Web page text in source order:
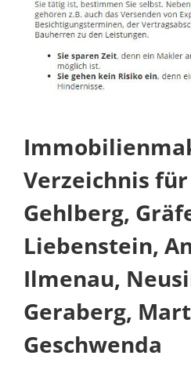
Verzeichnis
Gehlberg,
Liebenstein,
Ilmenau,
Geraberg,
Geschwenda